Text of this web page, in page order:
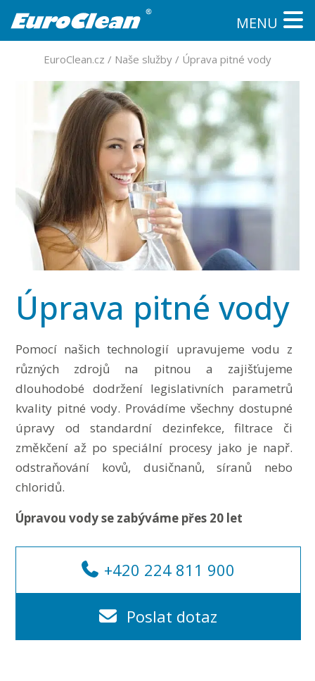
MENU
EuroClean.cz / Naše služby / Úprava pitné vody
Úprava pitné vody
Pomocí našich technologií upravujeme vodu z
různých zdrojů na pitnou a zajišťujeme
dlouhodobé dodržení legislativních parametrů
kvality pitné vody. Provádíme všechny dostupné
úpravy od standardní dezinfekce, filtrace či
změkčení až po speciální procesy jako je např.
odstraňování kovů, dusičnanů, síranů nebo
chloridů.
Úpravou vody se zabýváme přes 20 let
+420 224 811 900
Poslat dotaz